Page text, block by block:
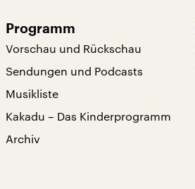
Programm
Vorschau und Rückschau
Sendungen und Podcasts
Musikliste
Kakadu – Das Kinderprogramm
Archiv